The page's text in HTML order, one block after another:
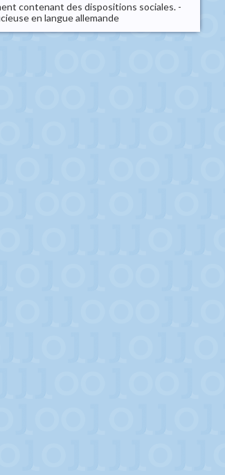
contenant des dispositions sociales. -
en langue allemande